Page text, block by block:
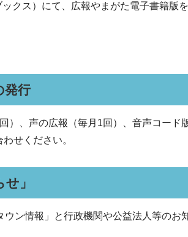
クス）にて、広報やまがた電子書籍版を
発行
）、声の広報（毎月1回）、音声コード
せください。
」
ン情報」と行政機関や公益法人等のお